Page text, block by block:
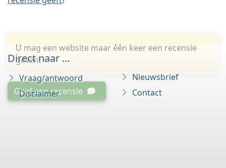
U mag een website maar één keer een recensie
geven.
Geef een recensie
Direct naar ...
Vraag/antwoord
Disclaimer
Nieuwsbrief
Contact